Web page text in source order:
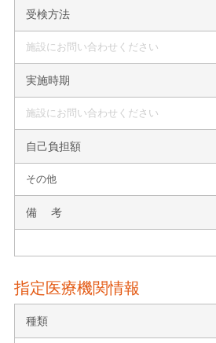
受検方法
施設にお問い合わせください
実施時期
施設にお問い合わせください
自己負担額
その他
備 考
指定医療機関情報
種類